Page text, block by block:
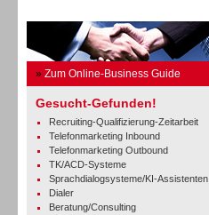
» Zum Online-Business Guide
Gesucht-Gefunden!
Recruiting-Qualifizierung-Zeitarbeit
Telefonmarketing Inbound
Telefonmarketing Outbound
TK/ACD-Systeme
Sprachdialogsysteme/KI-Assistenten
Dialer
Beratung/Consulting